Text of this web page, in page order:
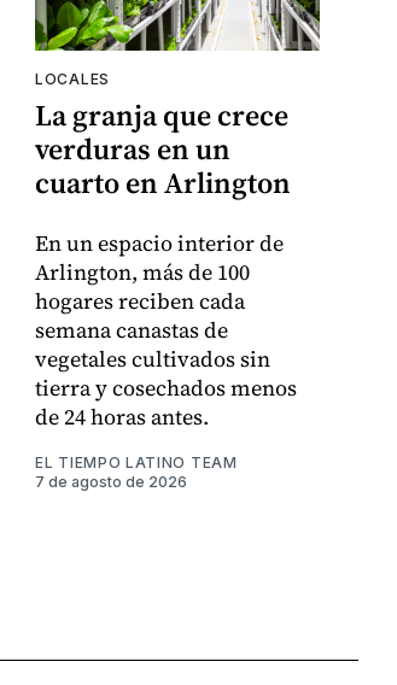
LOCALES
La granja que crece
verduras en un
cuarto en Arlington
En un espacio interior de
Arlington, más de 100
hogares reciben cada
semana canastas de
vegetales cultivados sin
tierra y cosechados menos
de 24 horas antes.
EL TIEMPO LATINO TEAM
7 de agosto de 2026